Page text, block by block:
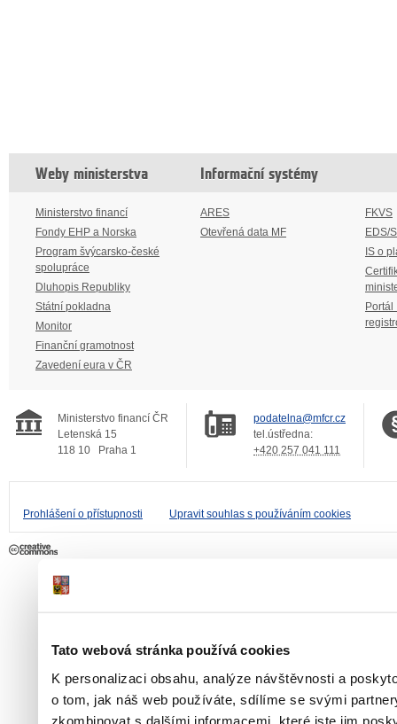
Tato webová stránka používá cookies
K personalizaci obsahu, analýze návštěvnosti a
o tom, jak náš web používáte, sdílíme se svými
zkombinovat s dalšími informacemi, které jste jim
Weby ministerstva
Ministerstvo financí
Fondy EHP a Norska
Program švýcarsko-české
spolupráce
Dluhopis Republiky
Státní pokladna
Monitor
Finanční gramotnost
Zavedení eura v ČR
Informační systémy
ARES
Otevřená data MF
FKVS
EDS/
IS o
Portál
Ministerstvo financí ČR
Letenská 15
118 10
Praha 1
podatelna@mfcr.cz
tel.ústředna:
+420 257 041 111
Prohlášení o přístupnosti Upravit souhlas s používáním cookies